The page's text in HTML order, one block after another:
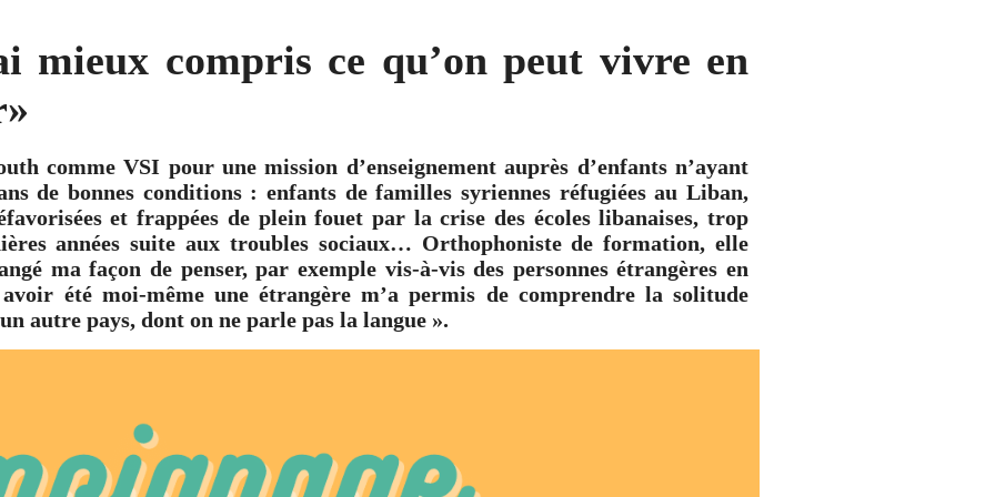
mieux compris ce qu’on peut vivre en
comme VSI pour une mission d’enseignement auprès d’enfants n’ayant
de bonnes conditions : enfants de familles syriennes réfugiées au Liban,
et frappées de plein fouet par la crise des écoles libanaises, trop
années suite aux troubles sociaux… Orthophoniste de formation, elle
ma façon de penser, par exemple vis-à-vis des personnes étrangères en
été moi-même une étrangère m’a permis de comprendre la solitude
autre pays, dont on ne parle pas la langue ».